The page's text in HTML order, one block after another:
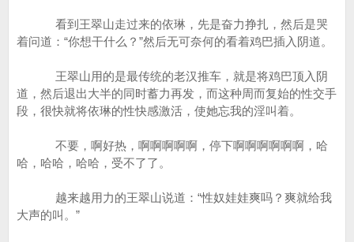
看到王翠山走过来的依琳，先是奋力挣扎，然后是哭
着问道：“你想干什么？”然后无可奈何的看着鸡巴插入阴道。
王翠山用的是最传统的老汉推车，就是将鸡巴顶入阴
道，然后退出大半的同时蓄力再发，而这种周而复始的性交手
段，很快就将依琳的性快感激活，使她忘我的淫叫着。
不要，啊好热，啊啊啊啊啊，停下啊啊啊啊啊啊，哈
哈，哈哈，哈哈，受不了了。
越来越用力的王翠山说道：“性奴娃娃爽吗？爽就给我
大声的叫。”